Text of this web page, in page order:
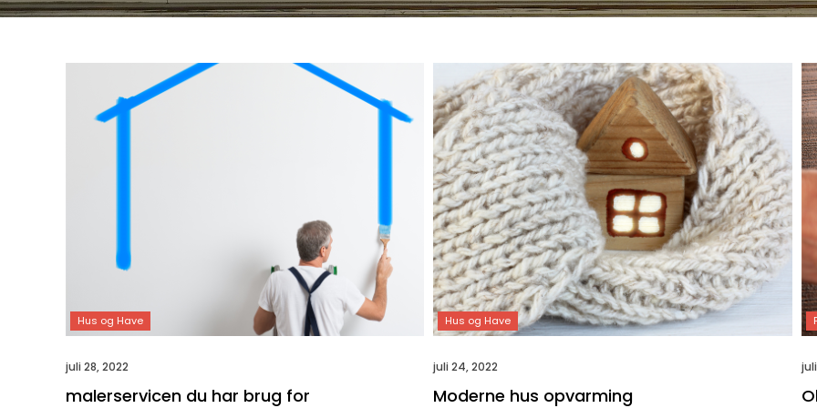
juli 28, 2022
malerservicen du har brug for
juli 24, 2022
Moderne hus opvarming